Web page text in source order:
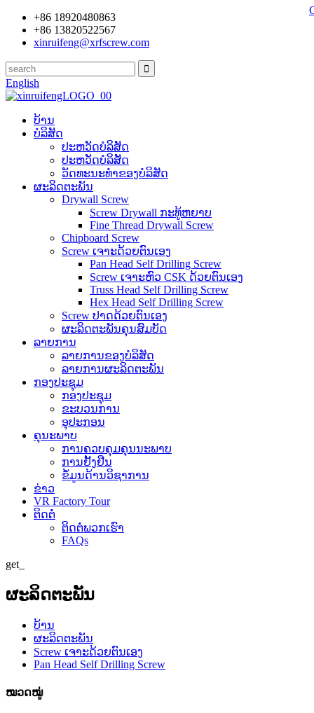
+86 18920480863
+86 13820522567
xinruifeng@xrfscrew.com
English
ບ້ານ
ບໍລິສັດ
ປະ​ຫວັດ​ບໍ​ລິ​ສັດ
ປະຫວັດບໍລິສັດ
ວັດທະນະທໍາຂອງບໍລິສັດ
ຜະລິດຕະພັນ
Drywall Screw
Screw Drywall ກະທູ້ຫຍາບ
Fine Thread Drywall Screw
Chipboard Screw
Screw ເຈາະດ້ວຍຕົນເອງ
Pan Head Self Drilling Screw
Screw ເຈາະຫົວ CSK ດ້ວຍຕົນເອງ
Truss Head Self Drilling Screw
Hex Head Self Drilling Screw
Screw ປາດດ້ວຍຕົນເອງ
ຜະລິດຕະພັນຄຸນສົມບັດ
ລາຍການ
ລາຍການຂອງບໍລິສັດ
ລາຍການຜະລິດຕະພັນ
ກອງປະຊຸມ
ກອງປະຊຸມ
ຂະບວນການ
ອຸປະກອນ
ຄຸນະພາບ
ການຄວບຄຸມຄຸນນະພາບ
ການຢັ້ງຢືນ
ຂໍ້​ມູນ​ດ້ານ​ວິ​ຊາ​ການ
ຂ່າວ
VR Factory Tour
ຕິດຕໍ່
ຕິດ​ຕໍ່​ພວກ​ເຮົາ
FAQs
get_
ຜະລິດຕະພັນ
ບ້ານ
ຜະລິດຕະພັນ
Screw ເຈາະດ້ວຍຕົນເອງ
Pan Head Self Drilling Screw
ໝວດໝູ່